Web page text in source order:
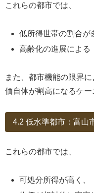
これらの都市では、
低所得世帯の割合が
高齢化の進展による
また、都市機能の限界
価自体が割高になるケー
4.2 低水準都市：富山
これらの都市では、
可処分所得が高く、